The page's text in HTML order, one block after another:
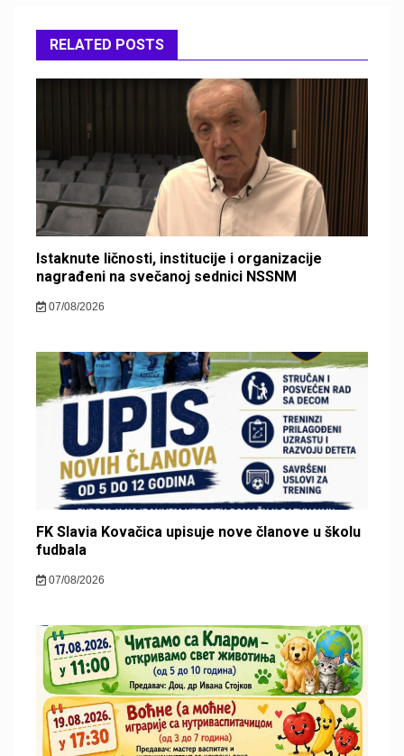
RELATED POSTS
Istaknute ličnosti, institucije i organizacije
nagrađeni na svečanoj sednici NSSNM
07/08/2026
FK Slavia Kovačica upisuje nove članove u školu
fudbala
07/08/2026